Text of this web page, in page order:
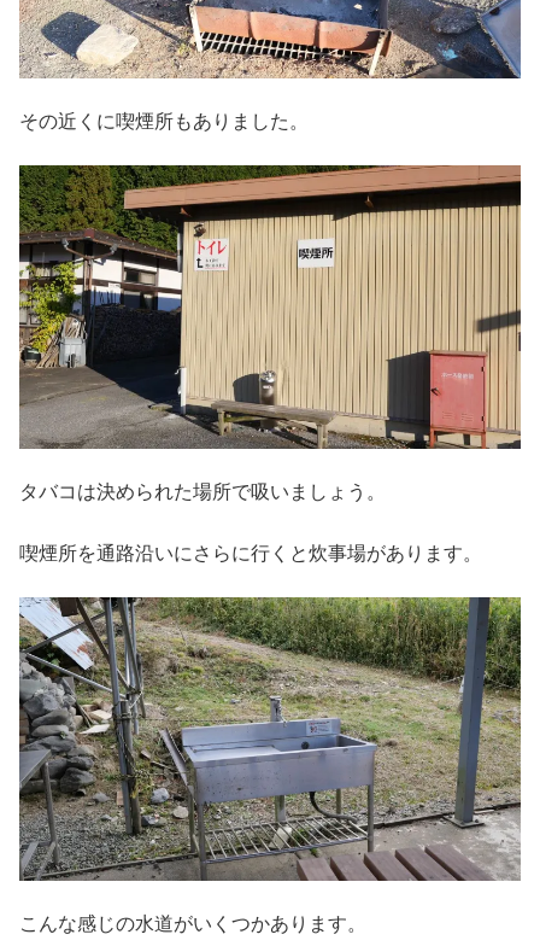
その近くに喫煙所もありました。
タバコは決められた場所で吸いましょう。
喫煙所を通路沿いにさらに行くと炊事場があります。
こんな感じの水道がいくつかあります。